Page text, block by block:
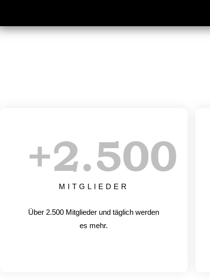
MITGLIEDER
+2.500
Über 2.500 Mitglieder und täglich werden
es mehr.